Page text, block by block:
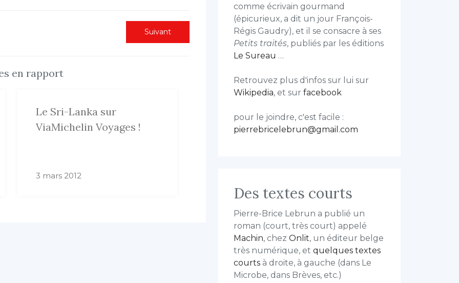
SuivantNext
post:
en rapport
Le Sri-Lanka sur
ViaMichelin Voyages !
3 mars 2012
comme écrivain gourmand
(épicurieux, a dit un jour François-
Régis Gaudry), et il se consacre à ses
Petits traités, publiés par les éditions
Le Sureau …
Retrouvez plus d'infos sur lui sur
Wikipedia, et sur facebook
pour le joindre, c'est facile :
pierrebricelebrun@gmail.com
Des textes courts
Pierre-Brice Lebrun a publié un
roman (court, très court) appelé
Machin, chez Onlit, un éditeur belge
très numérique, et quelques textes
courts à droite, à gauche (dans Le
Microbe, dans Brèves, etc.)